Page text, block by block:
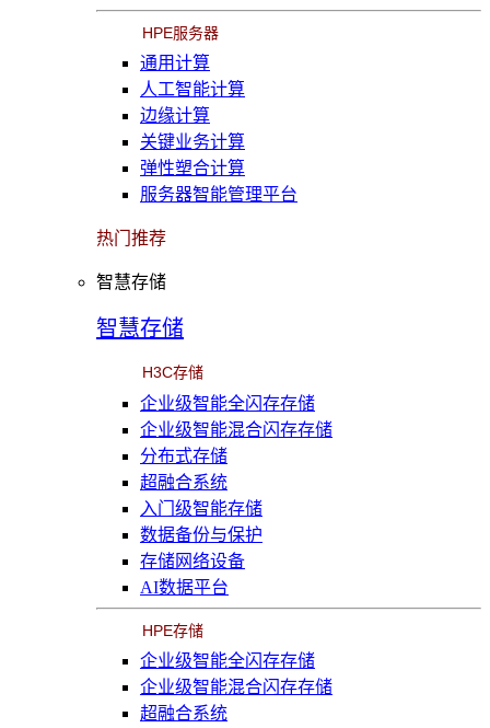
HPE服务器
通用计算
人工智能计算
边缘计算
关键业务计算
弹性塑合计算
服务器智能管理平台
热门推荐
智慧存储
智慧存储
H3C存储
企业级智能全闪存存储
企业级智能混合闪存存储
分布式存储
超融合系统
入门级智能存储
数据备份与保护
存储网络设备
AI数据平台
HPE存储
企业级智能全闪存存储
企业级智能混合闪存存储
超融合系统